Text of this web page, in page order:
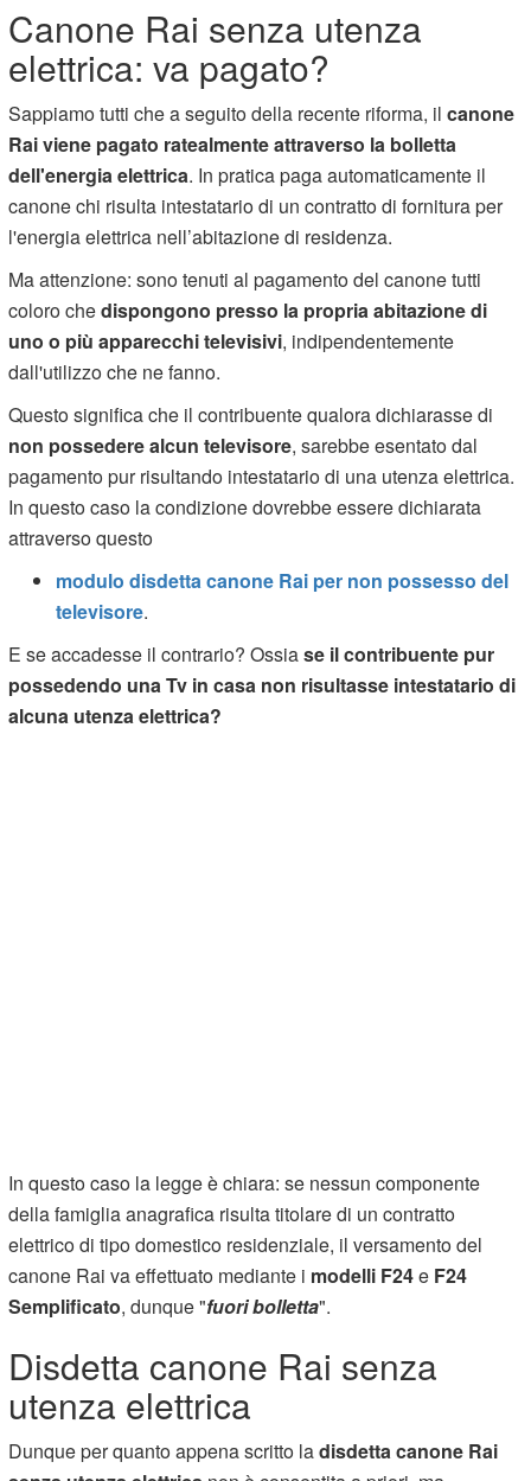
Canone Rai senza utenza
elettrica: va pagato?
Sappiamo tutti che a seguito della recente riforma, ilcanone
Rai viene pagato ratealmente attraverso la bolletta
dell'energia elettrica. In pratica paga automaticamente il
canone chi risulta intestatario di un contratto di fornitura per
l'energia elettrica nell’abitazione di residenza.
Ma attenzione: sono tenuti al pagamento del canone tutti
coloro chedispongono presso la propria abitazione di
uno o più apparecchi televisivi, indipendentemente
dall'utilizzo che ne fanno.
Questo significa che il contribuente qualora dichiarasse di
non possedere alcun televisore, sarebbe esentato dal
pagamento pur risultando intestatario di una utenza elettrica.
In questo caso la condizione dovrebbe essere dichiarata
attraverso questo
modulo disdetta canone Rai per non possesso del
televisore.
E se accadesse il contrario? Ossiase il contribuente pur
possedendo una Tv in casa non risultasse intestatario di
alcuna utenza elettrica?
In questo caso la legge è chiara: se nessun componente
della famiglia anagrafica risulta titolare di un contratto
elettrico di tipo domestico residenziale, il versamento del
canone Rai va effettuato mediante i modelli F24e F24
Semplificato, dunque "fuori bolletta".
Disdetta canone Rai senza
utenza elettrica
Dunque per quanto appena scritto ladisdetta canone Rai